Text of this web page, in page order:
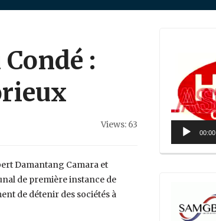
:
Views: 63
Damantang Camara et
de première instance de
de détenir des sociétés à
00:00